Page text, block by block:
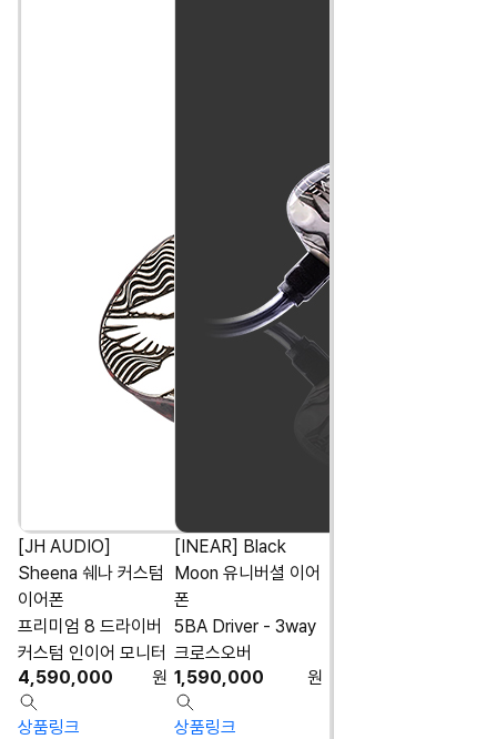
[JH AUDIO]
Sheena 쉐나 커스텀
이어폰
프리미엄 8 드라이버
커스텀 인이어 모니터
4,590,000
원
상품링크
[INEAR] Black
Moon 유니버셜 이어
폰
5BA Driver - 3way
크로스오버
1,590,000
원
상품링크